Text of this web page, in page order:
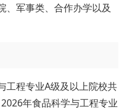
、军事类、合作办学以及
工程专业A级及以上院校共
年食品科学与工程专业